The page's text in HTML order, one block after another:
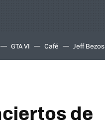
GTA VI Café Jeff Bezos
de